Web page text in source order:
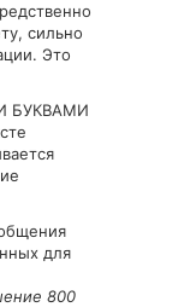
сильно
Это
БУКВАМИ
для
800